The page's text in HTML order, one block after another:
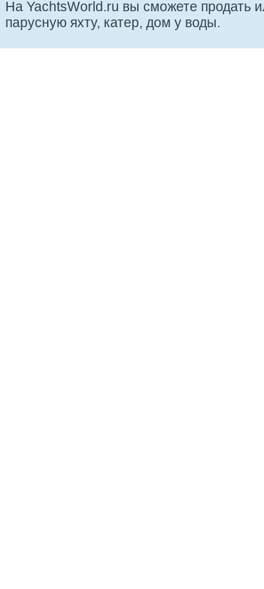
На YachtsWorld.ru вы сможете продать
парусную яхту, катер, дом у воды.